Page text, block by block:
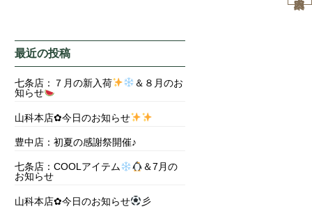
最近の投稿
七条店：７月の新入荷
＆８月のお
知らせ
山科本店✿今日のお知らせ
豊中店：初夏の感謝祭開催♪
七条店：COOLアイテム
＆7月の
お知らせ
山科本店✿今日のお知らせ 彡